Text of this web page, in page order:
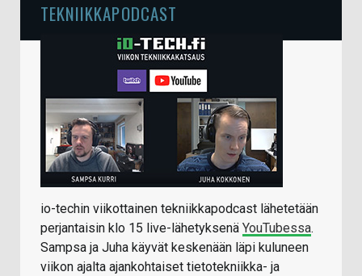
TEKNIIKKAPODCAST
io-techin viikottainen tekniikkapodcast lähetetään
perjantaisin klo 15 live-lähetyksenä YouTubessa.
Sampsa ja Juha käyvät keskenään läpi kuluneen
viikon ajalta ajankohtaiset tietotekniikka- ja